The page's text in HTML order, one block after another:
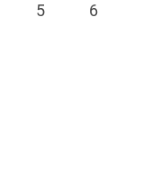
5 6